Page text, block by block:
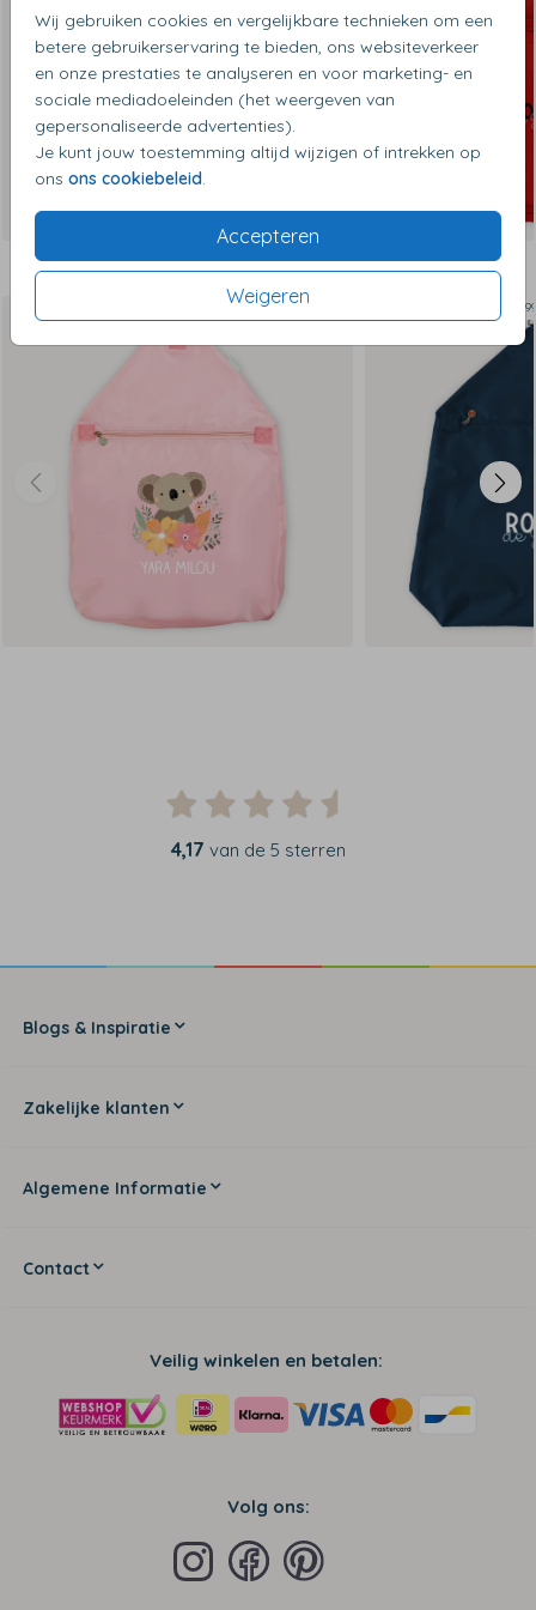
Wij gebruiken cookies en vergelijkbare technieken om een
betere gebruikerservaring te bieden, ons websiteverkeer
en onze prestaties te analyseren en voor marketing- en
sociale mediadoeleinden (het weergeven van
gepersonaliseerde advertenties).
Je kunt jouw toestemming altijd wijzigen of intrekken op
ons ons cookiebeleid
Accepteren
Weigeren
Dit vind je misschien ook leuk
van €15,99 voor €10,99 van
4,17 van de 5 sterren
Blogs & Inspiratie
Zakelijke klanten
Algemene Informatie
Contact
Veilig winkelen en betalen:
Volg ons: